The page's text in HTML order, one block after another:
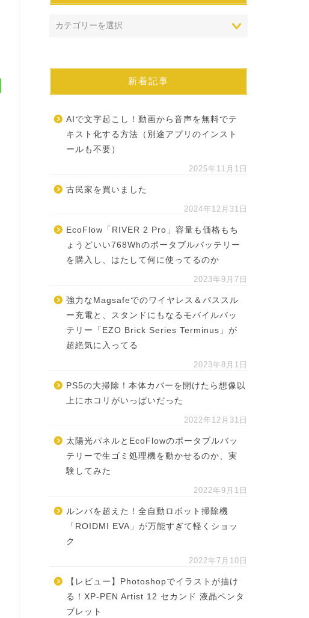
新着記事
AIで文字起こし！動画から音声を無料でテ
キスト化する方法（別途アプリのインスト
ールも不要）
2025年11月1日
古民家を買いました
2024年12月31日
EcoFlow「RIVER 2 Pro」容量も価格もち
ょうどいい768Whのポータブルバッテリー
を購入し、はたして何に使ってるのか
2023年9月7日
強力なMagsafeでのワイヤレス＆パススル
ー充電と、スタンドにもなるモバイルバッ
テリー「EZO Brick Series Terminus」が
超絶気に入ってる
2023年8月1日
PS5の大掃除！本体カバーを開けたら想像以
上にホコリがいっぱいだった
2022年12月31日
太陽光パネルとEcoFlowのポータブルバッ
テリーで生ゴミ処理機を動かせるのか、実
験してみた
2022年9月1日
ルンバを超えた！全自動ロボット掃除機
「ROIDMI EVA」が万能すぎて軽くショッ
ク
2022年7月10日
【レビュー】Photoshopでイラストが描け
る！XP-PEN Artist 12 セカンド 液晶ペンタ
ブレット